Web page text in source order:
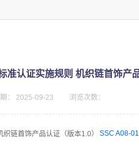
准认证实施规则 机织链首饰产
： 2025-09-23 浏览次数：
SSC A08-